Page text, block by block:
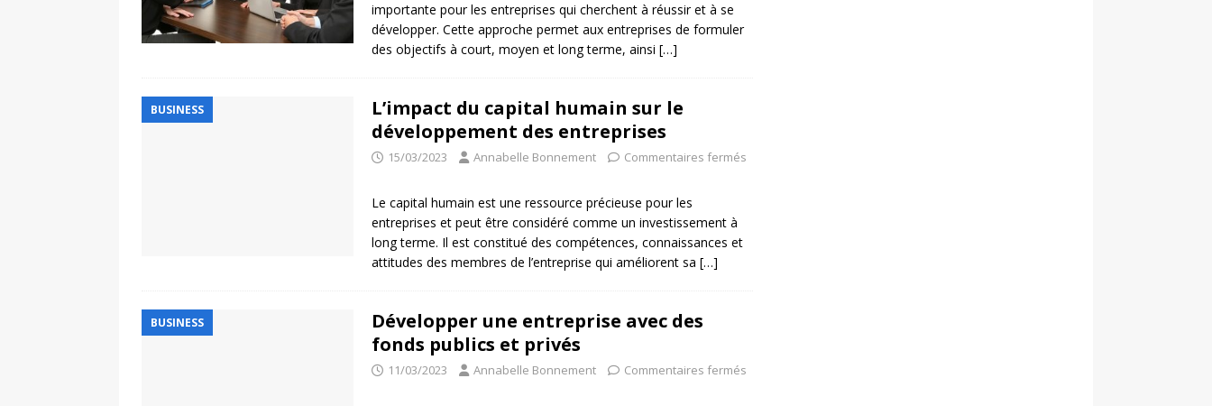
importante pour les entreprises qui cherchent à réussir et à se
développer. Cette approche permet aux entreprises de formuler
des objectifs à court, moyen et long terme, ainsi […]
BUSINESS
L’impact du capital humain sur le
développement des entreprises
15/03/2023 Annabelle Bonnement Commentaires fermés
Le capital humain est une ressource précieuse pour les
entreprises et peut être considéré comme un investissement à
long terme. Il est constitué des compétences, connaissances et
attitudes des membres de l’entreprise qui améliorent sa […]
BUSINESS
Développer une entreprise avec des
fonds publics et privés
11/03/2023 Annabelle Bonnement Commentaires fermés